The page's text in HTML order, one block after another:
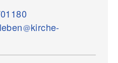
kirche-